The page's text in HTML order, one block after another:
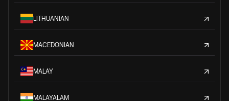
LITHUANIAN
MACEDONIAN
MALAY
MALAYALAM